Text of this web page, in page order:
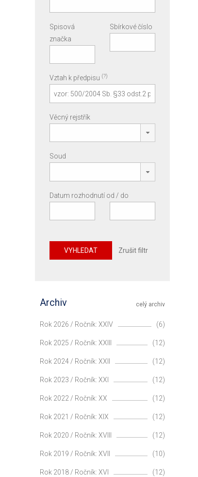
Spisová
značka
Sbírkové číslo
Vztah k předpisu (?)
Věcný rejstřík
Soud
Datum rozhodnutí od / do
VYHLEDAT Zrušit filtr
celý archiv
Archiv
Rok 2026 / Ročník: XXIV (6)
Rok 2025 / Ročník: XXIII (12)
Rok 2024 / Ročník: XXII (12)
Rok 2023 / Ročník: XXI (12)
Rok 2022 / Ročník: XX (12)
Rok 2021 / Ročník: XIX (12)
Rok 2020 / Ročník: XVIII (12)
Rok 2019 / Ročník: XVII (10)
Rok 2018 / Ročník: XVI (12)